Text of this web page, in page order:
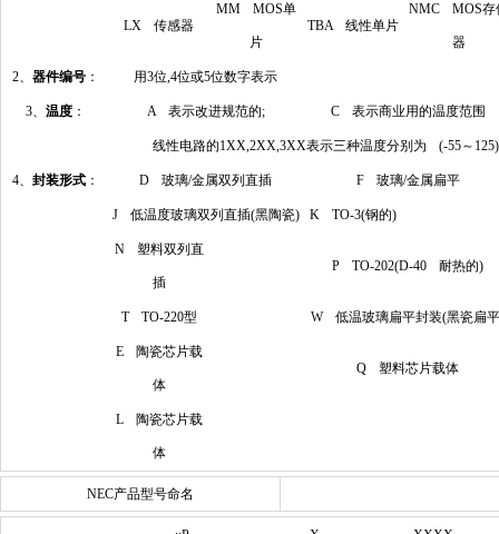
LX 传感器
MM MOS单
片
TBA 线性单片
NMC MOS存
器
2、 器件编号： 用3位,4位或5位数字表示
3、 温度： A 表示改进规范的; C 表示商业用的温度范围
线性电路的1XX,2XX,3XX表示三种温度分别为 (-55～
4、 封装形式： D 玻璃/金属双列直插 F 玻璃/金属扁平
J 低温度玻璃双列直插(黑陶瓷) K TO-3(钢的)
N 塑料双列直
插
P TO-202(D-40 耐热的)
T TO-220型 W 低温玻璃扁平封装(黑瓷扁
E 陶瓷芯片载
体
Q 塑料芯片载体
L 陶瓷芯片载
体
NEC产品型号命名